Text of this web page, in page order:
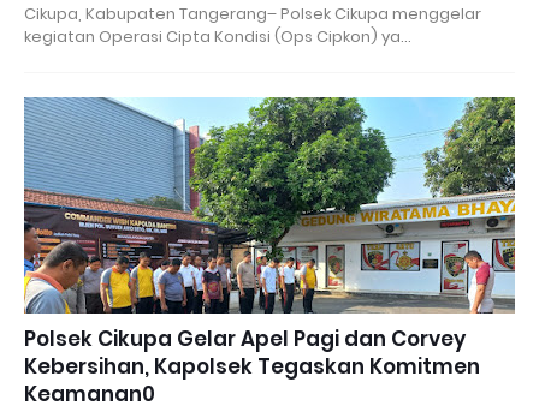
Cikupa, Kabupaten Tangerang– Polsek Cikupa menggelar
kegiatan Operasi Cipta Kondisi (Ops Cipkon) ya…
Polsek Cikupa Gelar Apel Pagi dan Corvey
Kebersihan, Kapolsek Tegaskan Komitmen
Keamanan0